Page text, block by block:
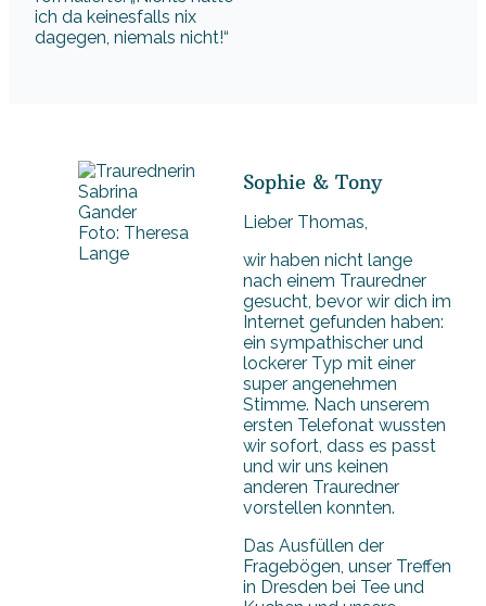
ich da keinesfalls nix
dagegen, niemals nicht!“
Foto: Theresa
Lange
Sophie & Tony
Lieber Thomas,
wir haben nicht lange
nach einem Trauredner
gesucht, bevor wir dich im
Internet gefunden haben:
ein sympathischer und
lockerer Typ mit einer
super angenehmen
Stimme. Nach unserem
ersten Telefonat wussten
wir sofort, dass es passt
und wir uns keinen
anderen Trauredner
vorstellen konnten.
Das Ausfüllen der
Fragebögen, unser Treffen
in Dresden bei Tee und